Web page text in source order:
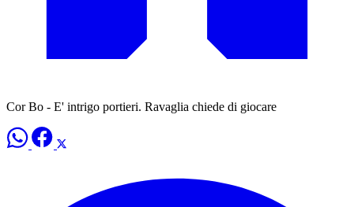
Cor Bo - E' intrigo portieri. Ravaglia chiede di giocare